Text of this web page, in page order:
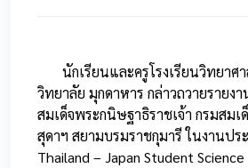
นักเรียนและครูโรงเรียนวิทยาศ
วิทยาลัย มุกดาหาร กล่าวถวายรายง
สมเด็จพระกนิษฐาธิราชเจ้า กรมสม
สุดาฯ สยามบรมราชกุมารี ในงานปร
Thailand – Japan Student